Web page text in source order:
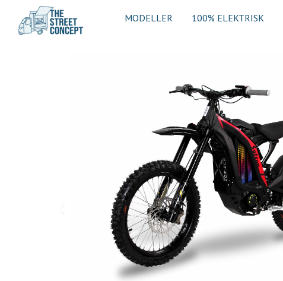
MODELLER 100% ELEKTRISK